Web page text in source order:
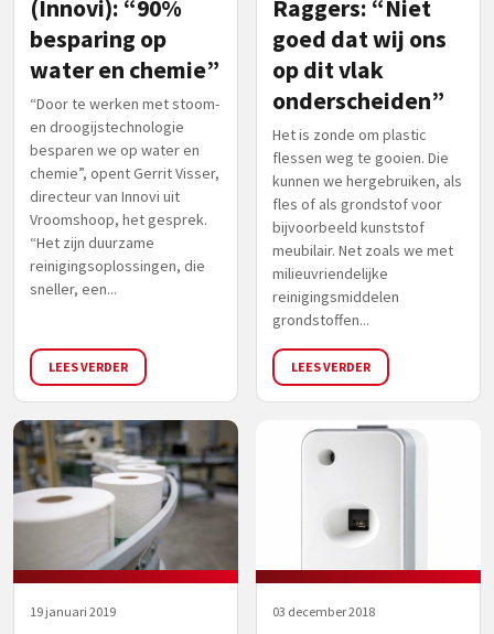
(Innovi): “90%
besparing op
water en chemie”
“Door te werken met stoom-
en droogijstechnologie
besparen we op water en
chemie”, opent Gerrit Visser,
directeur van Innovi uit
Vroomshoop, het gesprek.
“Het zijn duurzame
reinigingsoplossingen, die
sneller, een...
LEES VERDER
Raggers: “Niet
goed dat wij ons
op dit vlak
onderscheiden”
Het is zonde om plastic
flessen weg te gooien. Die
kunnen we hergebruiken, als
fles of als grondstof voor
bijvoorbeeld kunststof
meubilair. Net zoals we met
milieuvriendelijke
reinigingsmiddelen
grondstoffen...
LEES VERDER
19 januari 2019 03 december 2018